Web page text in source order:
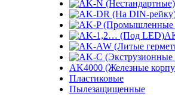
AK4000 (Железные
Пластиковые
Пылезащищенные